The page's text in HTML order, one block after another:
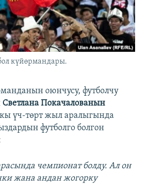
күйөрмандары.
оюнчусу, футболчу
Светлана Покачалованын
үч-төрт жыл аралыгында
футболго болгон
чемпионат болду. Ал он
жана андан жогорку